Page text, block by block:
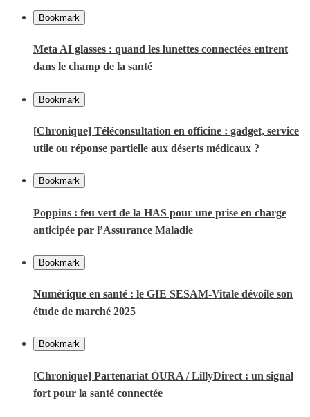
Bookmark
Meta AI glasses : quand les lunettes connectées entrent
dans le champ de la santé
Bookmark
[Chronique] Téléconsultation en officine : gadget, service
utile ou réponse partielle aux déserts médicaux ?
Bookmark
Poppins : feu vert de la HAS pour une prise en charge
anticipée par l’Assurance Maladie
Bookmark
Numérique en santé : le GIE SESAM-Vitale dévoile son
étude de marché 2025
Bookmark
[Chronique] Partenariat ŌURA / LillyDirect : un signal
fort pour la santé connectée